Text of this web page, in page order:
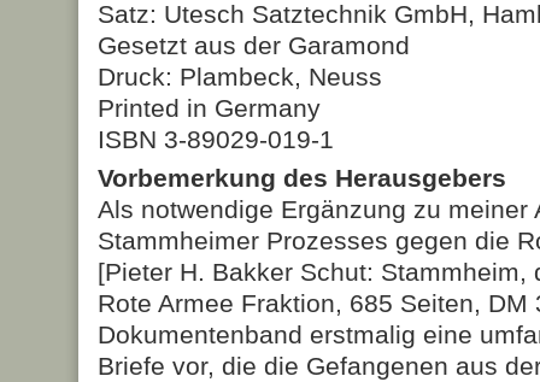
Satz: Utesch Satztechnik GmbH,
Gesetzt aus der Garamond
Druck: Plambeck, Neuss
Printed in Germany
ISBN 3-89029-019-1
Vorbemerkung des Herausgebers
Als notwendige Ergänzung zu meiner
Stammheimer Prozesses gegen die
[Pieter H. Bakker Schut: Stammheim,
Rote Armee Fraktion, 685 Seiten,
Dokumentenband erstmalig eine
Briefe vor, die die Gefangenen aus